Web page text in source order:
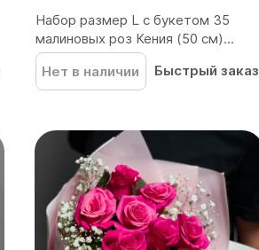
Набор размер L с букетом 35
малиновых роз Кения (50 см)...
Нет в наличии
Быстрый заказ